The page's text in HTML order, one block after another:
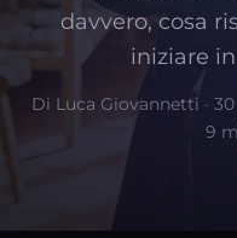
davvero, cosa
iniziare
Di Luca Giovannetti ·
9